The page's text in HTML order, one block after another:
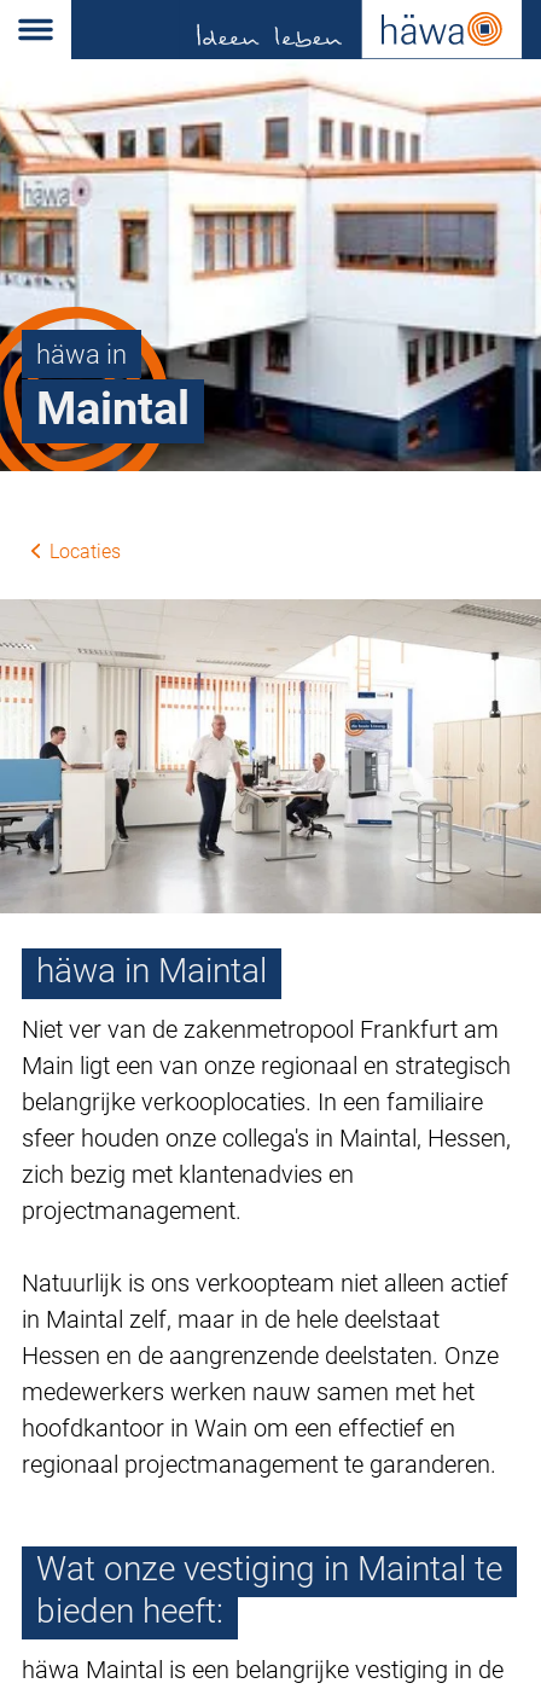
häwa in
Maintal
Locaties
häwa in Maintal
Niet ver van de zakenmetropool Frankfurt am
Main ligt een van onze regionaal en strategisch
belangrijke verkooplocaties. In een familiaire
sfeer houden onze collega's in Maintal, Hessen,
zich bezig met klantenadvies en
projectmanagement.
Natuurlijk is ons verkoopteam niet alleen actief
in Maintal zelf, maar in de hele deelstaat
Hessen en de aangrenzende deelstaten. Onze
medewerkers werken nauw samen met het
hoofdkantoor in Wain om een effectief en
regionaal projectmanagement te garanderen.
Wat onze vestiging in Maintal te
bieden heeft:
häwa Maintal is een belangrijke vestiging in de